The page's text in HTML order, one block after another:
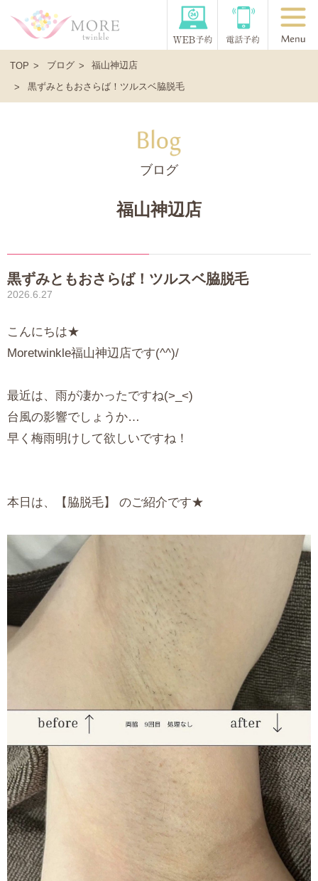
TOP ブログ 福山神辺店
黒ずみともおさらば！ツルスベ脇脱毛
ブログ
福山神辺店
黒ずみともおさらば！ツルスベ脇脱毛
2026.6.27
こんにちは★
Moretwinkle福山神辺店です(^^)/
最近は、雨が凄かったですね(>_<)
台風の影響でしょうか…
早く梅雨明けして欲しいですね！
本日は、【脇脱毛】 のご紹介です★